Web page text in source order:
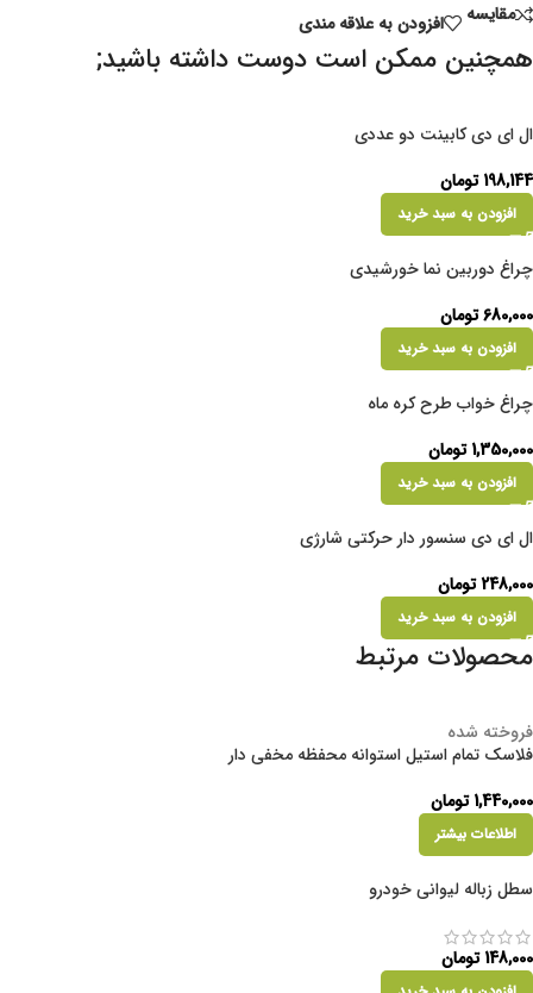
مقايسه افزودن به علاقه مندی
همچنین ممکن است دوست داشته باشید;
ال ای دی کابینت دو عددی
198,144 تومان
افزودن به سبد خرید
چراغ دوربین نما خورشیدی
680,000تومان
افزودن به سبد خرید
چراغ خواب طرح کره ماه
1,350,000 تومان
افزودن به سبد خرید
ال ای دی سنسور دار حرکتی شارژی
248,000تومان
افزودن به سبد خرید
محصولات مرتبط
فروخته شده
فلاسک تمام استیل استوانه محفظه مخفی دار
1,440,000 تومان
اطلاعات بیشتر
سطل زباله لیوانی خودرو
148,000 تومان